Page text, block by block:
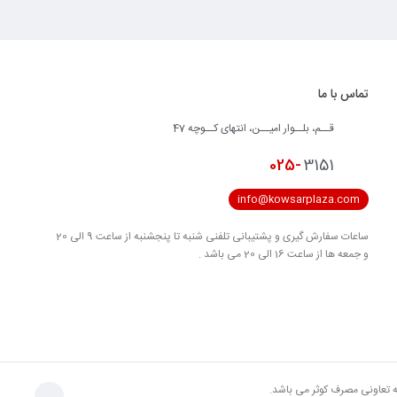
تماس با ما
قــم، بلــوار امیــن، انتهای کــوچه 47
025-3151
info@kowsarplaza.com
ساعات سفارش گیری و پشتیبانی تلفنی شنبه تا پنجشنبه از ساعت 9 الی 20
و جمعه ها از ساعت 16 الی 20 می باشد .
تعاونی مصرف کوثر می باشد.